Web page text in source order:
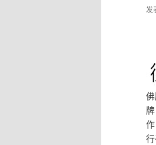
发